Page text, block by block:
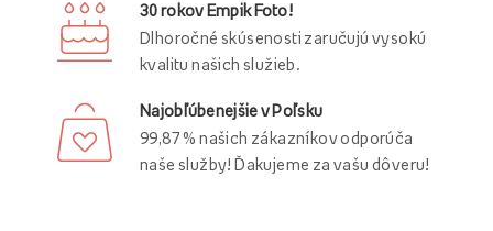
30 rokov Empik Foto!
Dlhoročné skúsenosti zaručujú vysokú
kvalitu našich služieb.
Najobľúbenejšie v Poľsku
99,87 % našich zákazníkov odporúča
naše služby! Ďakujeme za vašu dôveru!